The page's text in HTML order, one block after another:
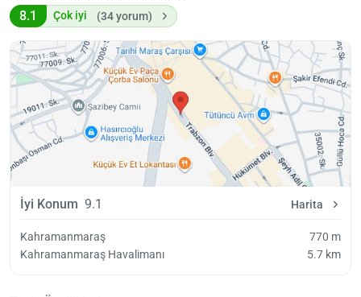
8.1 Çok iyi (34 yorum)
İyi Konum 9.1 Harita
Kahramanmaraş
770 m
Kahramanmaraş Havalimanı
5.7 km